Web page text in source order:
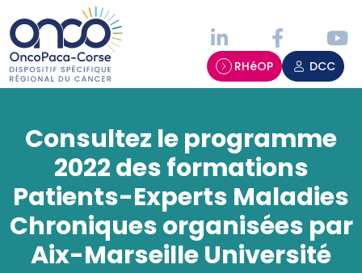
RHéOP DCC
Consultez le programme
2022 des formations
Patients-Experts Maladies
Chroniques organisées par
Aix-Marseille Université
Panneau de gestion des cookies